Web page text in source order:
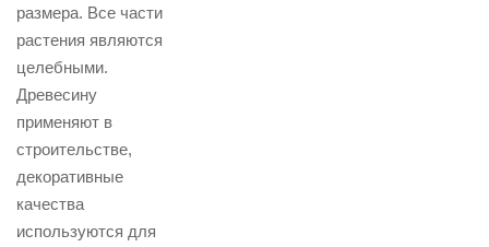
размера. Все части
растения являются
целебными.
Древесину
применяют в
строительстве,
декоративные
качества
используются для